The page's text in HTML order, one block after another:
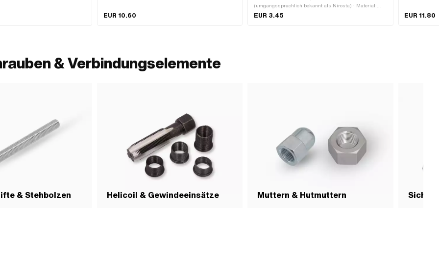
Stk. · Ø Befestigungsloch: 7 mm ·
EUR 10.60
(umgangssprachlich bekannt als Nirosta) · Material:
Stahl · Oberfläche: verzinkt (blau) · Ø innen: 16 - 25 mm
EUR 3.45 EUR 11.80
& Verbindungselemente
& Stehbolzen Helicoil & Gewindeeinsätze Muttern & Hutmuttern